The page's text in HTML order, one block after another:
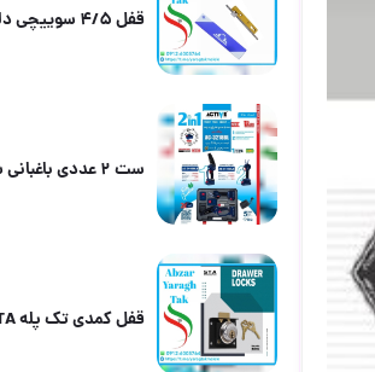
قفل ۴/۵ سوییچی دلتا موجود شد و آماده توزیع میباشد
قفل کمدی تک پله STA با کیفیت عالی موجود شد و آماده توزیع میباشد